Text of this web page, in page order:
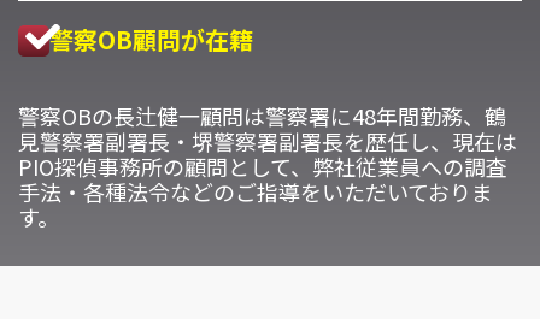
警察OB顧問が在籍
警察OBの長辻健一顧問は警察署に48年間勤務、鶴
見警察署副署長・堺警察署副署長を歴任し、現在は
PIO探偵事務所の顧問として、弊社従業員への調査
手法・各種法令などのご指導をいただいておりま
す。